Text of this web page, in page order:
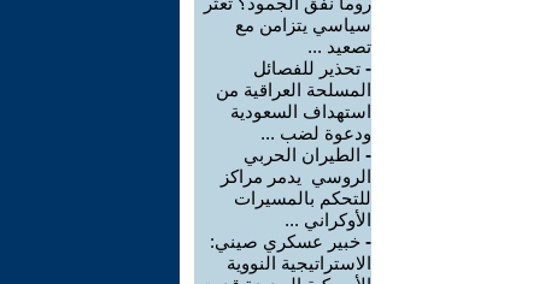
سياسي يتزامن مع
تصعيد ...
- تحذير للفصائل
المسلحة العراقية من
استهداف السعودية
ودعوة لضب ...
- الطيران الحربي
الروسي يدمر مراكز
للتحكم بالمسيرات
الأوكراني ...
- خبير عسكري صيني:
الاستراتيجية النووية